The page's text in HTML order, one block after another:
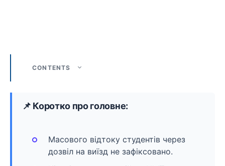
CONTENTS
📌 Коротко про головне:
Масового відтоку студентів через
дозвіл на виїзд не зафіксовано.